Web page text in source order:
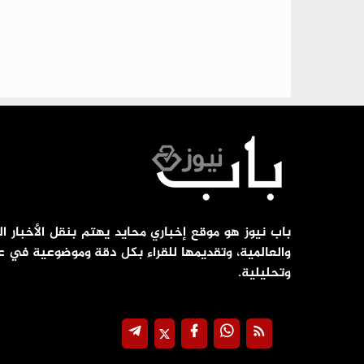
باب نيوز هو موقع إخباري محايد يهتم بنقل الأخبار
والعالمية، وتقديمها للقراء بكل دقة وموضوعية في
وتحليلية.